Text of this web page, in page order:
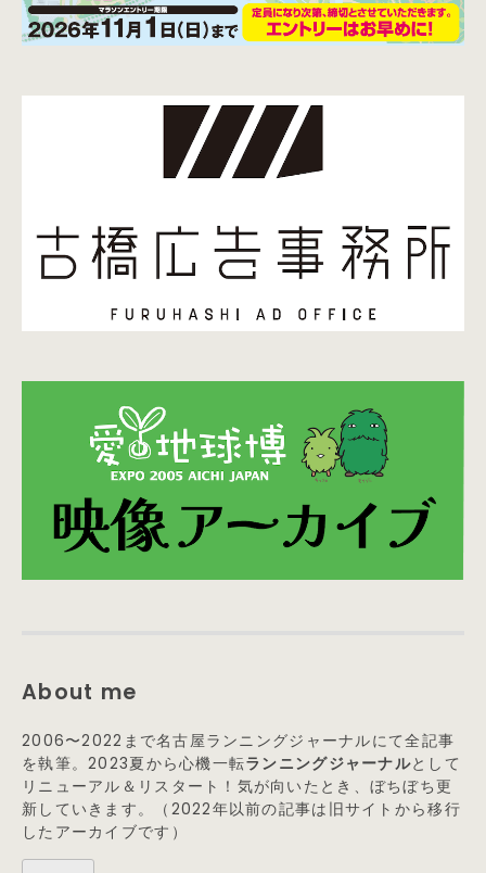
About me
2006〜2022まで名古屋ランニングジャーナルにて全記事
を執筆。2023夏から心機一転ランニングジャーナルとして
リニューアル＆リスタート！気が向いたとき、ぼちぼち更
新していきます。（2022年以前の記事は旧サイトから移行
したアーカイブです）